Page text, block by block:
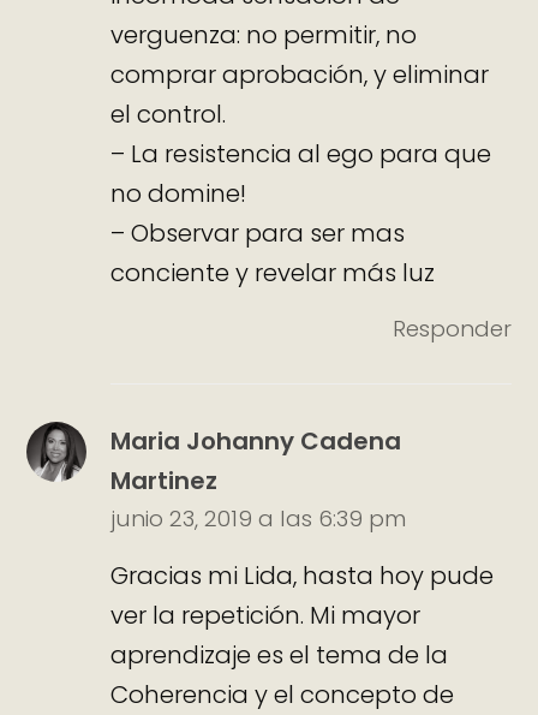
verguenza: no permitir, no
comprar aprobación, y eliminar
el control.
– La resistencia al ego para que
no domine!
– Observar para ser mas
conciente y revelar más luz
Responder
Maria Johanny Cadena
Martinez
junio 23, 2019 a las 6:39 pm
Gracias mi Lida, hasta hoy pude
ver la repetición. Mi mayor
aprendizaje es el tema de la
Coherencia y el concepto de